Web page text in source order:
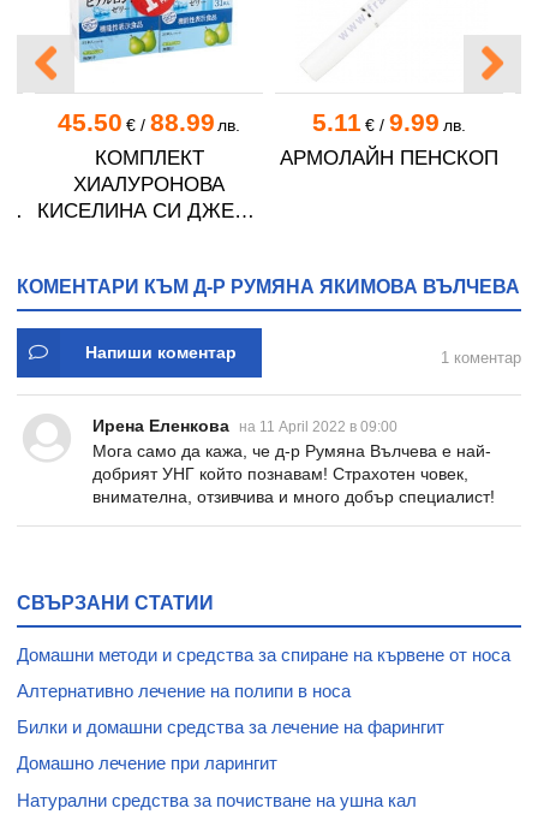
45.50 €/ 88.99 лв.
КОМПЛЕКТ
ХИАЛУРОНОВА
КИСЕЛИНА СИ ДЖЕЛИ
5.11€ / 9.99 лв.
АРМОЛАЙН ПЕНСКОП
КОМЕНТАРИ КЪМ Д-Р РУМЯНА ЯКИМОВА ВЪЛЧЕВА
Напиши коментар 1 коментар
Ирена Еленкова на 11 April 2022 в 09:00
Мога само да кажа, че д-р Румяна Вълчева е най-
добрият УНГ който познавам! Страхотен човек,
внимателна, отзивчива и много добър специалист!
СВЪРЗАНИ СТАТИИ
Домашни методи и средства за спиране на кървене от носа
Алтернативно лечение на полипи в носа
Билки и домашни средства за лечение на фарингит
Домашно лечение при ларингит
Натурални средства за почистване на ушна кал